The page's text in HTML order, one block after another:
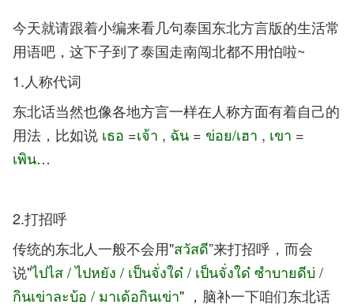
今天就请跟着小编来看几句泰国东北方言版的生活常
用语吧，这下子到了泰国走南闯北都不用怕啦~
1.人称代词
东北话当然也像各地方言一样在人称方面有着自己的
用法，比如说 เธอ =เจ้า , ฉัน = ข่อย/เฮา , เขา =
เพิน…
2.打招呼
传统的东北人一般不会用"สวัสดี”来打招呼，而会
说"ไปไส / ไปหยัง / เป็นจั่งใด๋ / เป็นจั่งใด๋ ซำบายดีบ่ /
กินเข่าละบ้อ / มาเด้อกินเข่า" ，脑补一下咱们东北话